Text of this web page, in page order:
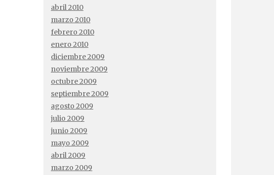
abril 2010
marzo 2010
febrero 2010
enero 2010
diciembre 2009
noviembre 2009
octubre 2009
septiembre 2009
agosto 2009
julio 2009
junio 2009
mayo 2009
abril 2009
marzo 2009